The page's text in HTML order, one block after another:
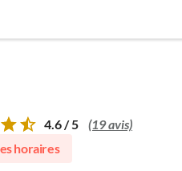
4.6 / 5 (19 avis)
horaires